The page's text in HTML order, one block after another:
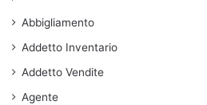
Abbigliamento
Addetto Inventario
Addetto Vendite
Agente